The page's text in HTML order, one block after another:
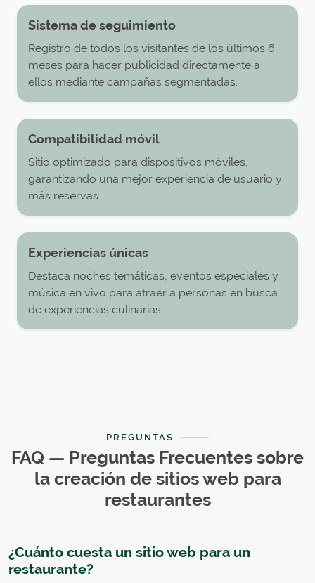
Sistema de seguimiento
Registro de todos los visitantes de los últimos 6
meses para hacer publicidad directamente a
ellos mediante campañas segmentadas.
Compatibilidad móvil
Sitio optimizado para dispositivos móviles,
garantizando una mejor experiencia de usuario y
más reservas.
Experiencias únicas
Destaca noches temáticas, eventos especiales y
música en vivo para atraer a personas en busca
de experiencias culinarias.
PREGUNTAS
FAQ — Preguntas Frecuentes sobre
la creación de sitios web para
restaurantes
¿Cuánto cuesta un sitio web para un
restaurante?